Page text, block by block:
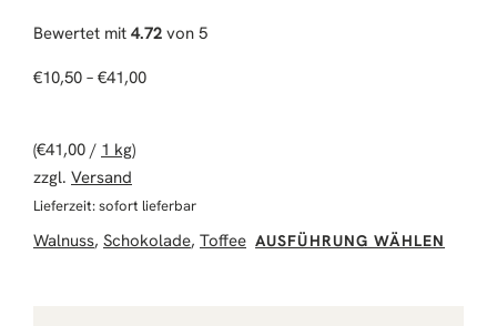
Bewertet mit 4.72 von 5
€10,50 – €41,00Preisspanne: €10,50 bis €41,00
(€41,00 / 1 kg)
zzgl. Versand
Lieferzeit: sofort lieferbar
Walnuss, Schokolade, Toffee AUSFÜHRUNG WÄHLEN